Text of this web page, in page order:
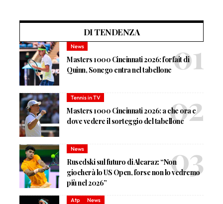
DI TENDENZA
News
Masters 1000 Cincinnati 2026: forfait di
Quinn, Sonego entra nel tabellone
Tennis in TV
Masters 1000 Cincinnati 2026: a che ora e
dove vedere il sorteggio del tabellone
News
Rusedski sul futuro di Alcaraz: “Non
giocherà lo US Open, forse non lo vedremo
più nel 2026”
Atp News